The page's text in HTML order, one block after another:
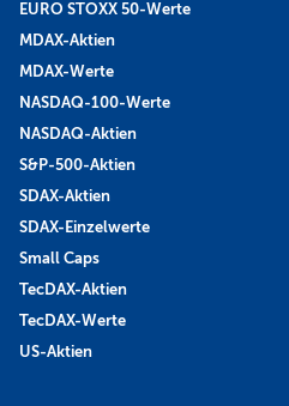
EURO STOXX 50-Werte
MDAX-Aktien
MDAX-Werte
NASDAQ-100-Werte
NASDAQ-Aktien
S&P-500-Aktien
SDAX-Aktien
SDAX-Einzelwerte
Small Caps
TecDAX-Aktien
TecDAX-Werte
US-Aktien